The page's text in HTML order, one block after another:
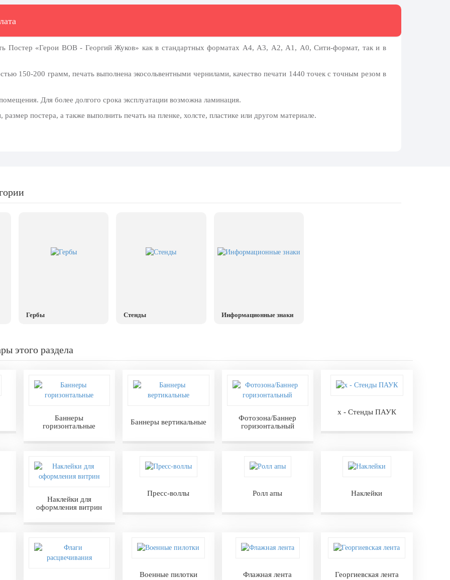
Постер «Герои ВОВ - Георгий Жуков» как в стандартных форматах А4, А3, А2, А1, А0, Сити-формат, так и в
150-200 грамм, печать выполнена экосольвентными чернилами, качество печати 1440 точек с точным резом в
Для более долгого срока эксплуатации возможна ламинация.
постера, а также выполнить печать на пленке, холсте, пластике или другом материале.
Гербы Стенды Информационные знаки
этого раздела
Баннеры
горизонтальные
Баннеры вертикальные
Фотозона/Баннер
горизонтальный
х - Стенды ПАУК
Наклейки для
оформления витрин
Пресс-воллы Ролл апы Наклейки
Военные пилотки Флажная лента Георгиевская лента